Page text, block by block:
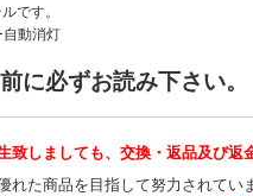
です。
動消灯
に必ずお読み下さい。
致しましても、交換・返品及び返
た商品を目指して努力されてい